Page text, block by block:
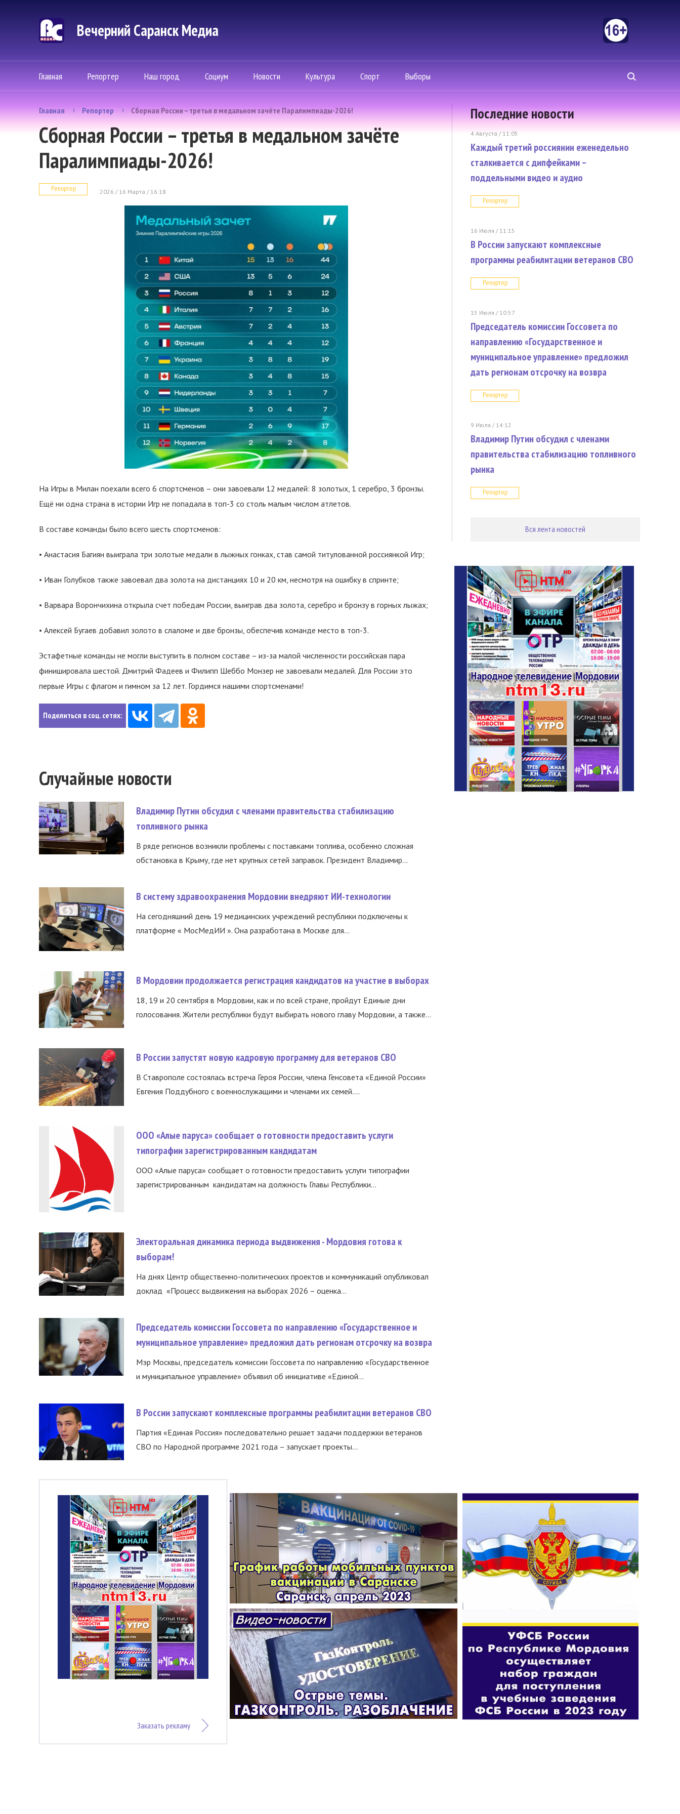
Вечерний Саранск Mедиа
Главная Репортер Наш город Социум Новости Культура Спорт Выборы
Главная Репортер Сборная России – третья в медальном зачёте Паралимпиады-2026!
Сборная России – третья в медальном зачёте
Паралимпиады-2026!
Репортер 2026 / 16 Марта / 16:18
На Игры в Милан поехали всего 6 спортсменов – они завоевали 12 медалей: 8 золотых, 1 серебро, 3 бронзы.
Ещё ни одна страна в истории Игр не попадала в топ-3 со столь малым числом атлетов.
В составе команды было всего шесть спортсменов:
• Анастасия Багиян выиграла три золотые медали в лыжных гонках, став самой титулованной россиянкой Игр;
• Иван Голубков также завоевал два золота на дистанциях 10 и 20 км, несмотря на ошибку в спринте;
• Варвара Ворончихина открыла счет победам России, выиграв два золота, серебро и бронзу в горных лыжах;
• Алексей Бугаев добавил золото в слаломе и две бронзы, обеспечив команде место в топ-3.
Эстафетные команды не могли выступить в полном составе – из-за малой численности российская пара
финишировала шестой. Дмитрий Фадеев и Филипп Шеббо Монзер не завоевали медалей. Для России это
первые Игры с флагом и гимном за 12 лет. Гордимся нашими спортсменами!
Поделиться в соц. сетях:
Случайные новости
Владимир Путин обсудил с членами правительства стабилизацию
топливного рынка
В ряде регионов возникли проблемы с поставками топлива, особенно сложная
обстановка в Крыму, где нет крупных сетей заправок. Президент Владимир...
В систему здравоохранения Мордовии внедряют ИИ-технологии
На сегодняшний день 19 медицинских учреждений республики подключены к
платформе « МосМедИИ ». Она разработана в Москве для...
В Мордовии продолжается регистрация кандидатов на участие в выборах
18, 19 и 20 сентября в Мордовии, как и по всей стране, пройдут Единые дни
голосования. Жители республики будут выбирать нового главу Мордовии, а также...
В России запустят новую кадровую программу для ветеранов СВО
В Ставрополе состоялась встреча Героя России, члена Генсовета «Единой России»
Евгения Поддубного с военнослужащими и членами их семей....
ООО «Алые паруса» сообщает о готовности предоставить услуги
типографии зарегистрированным кандидатам
ООО «Алые паруса» сообщает о готовности предоставить услуги типографии
зарегистрированным кандидатам на должность Главы Республики...
Электоральная динамика периода выдвижения - Мордовия готова к
выборам!
На днях Центр общественно-политических проектов и коммуникаций опубликовал
доклад «Процесс выдвижения на выборах 2026 – оценка...
Председатель комиссии Госсовета по направлению «Государственное и
муниципальное управление» предложил дать регионам отсрочку на возвра
Мэр Москвы, председатель комиссии Госсовета по направлению «Государственное
и муниципальное управление» объявил об инициативе «Единой...
В России запускают комплексные программы реабилитации ветеранов СВО
Партия «Единая Россия» последовательно решает задачи поддержки ветеранов
СВО по Народной программе 2021 года – запускает проекты...
Последние новости
4 Августа / 11:05
Каждый третий россиянин еженедельно
сталкивается с дипфейками –
поддельными видео и аудио
Репортер
16 Июля / 11:15
В России запускают комплексные
программы реабилитации ветеранов СВО
Репортер
15 Июля / 10:57
Председатель комиссии Госсовета по
направлению «Государственное и
муниципальное управление» предложил
дать регионам отсрочку на возвра
Репортер
9 Июля / 14:12
Владимир Путин обсудил с членами
правительства стабилизацию топливного
рынка
Репортер
Вся лента новостей
Заказать рекламу